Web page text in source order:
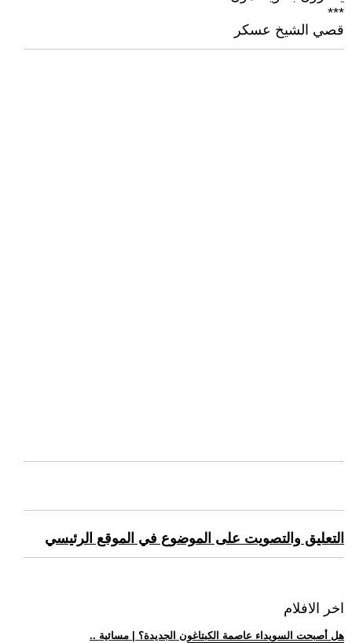
***
قصي الشيخ عسكر
التعليق والتصويت على الموضوع في الموقع الرئيسي
اخر الافلام
.. هل أصبحت السويداء عاصمة الكبتاغون الجديدة؟ | مسائية